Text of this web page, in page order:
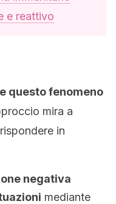
e reattivo
questo fenomeno
mira a
in
negativa
mediante